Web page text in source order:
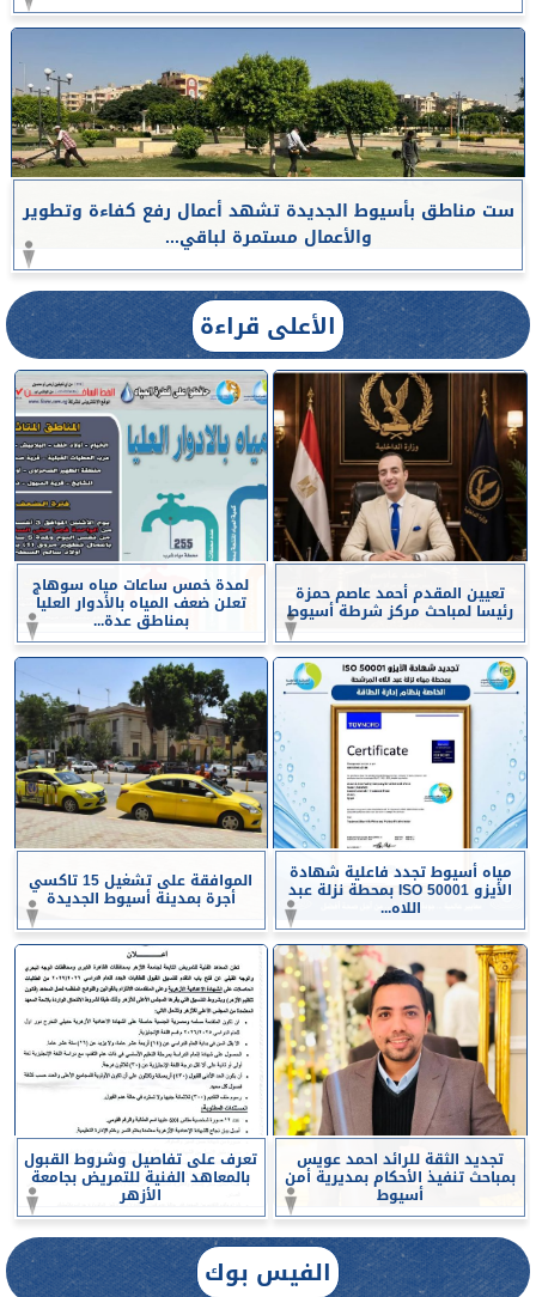
ست مناطق بأسيوط الجديدة تشهد أعمال رفع كفاءة وتطوير
والأعمال مستمرة لباقي...
الأعلى قراءة
تعيين المقدم أحمد عاصم حمزة
رئيسا لمباحث مركز شرطة أسيوط
لمدة خمس ساعات مياه سوهاج
تعلن ضعف المياه بالأدوار العليا
بمناطق عدة...
مياه أسيوط تجدد فاعلية شهادة
الأيزو ISO 50001 بمحطة نزلة عبد
اللاه...
الموافقة على تشغيل 15 تاكسي
أجرة بمدينة أسيوط الجديدة
تجديد الثقة للرائد احمد عويس
بمباحث تنفيذ الأحكام بمديرية أمن
أسيوط
تعرف على تفاصيل وشروط القبول
بالمعاهد الفنية للتمريض بجامعة
الأزهر
الفيس بوك